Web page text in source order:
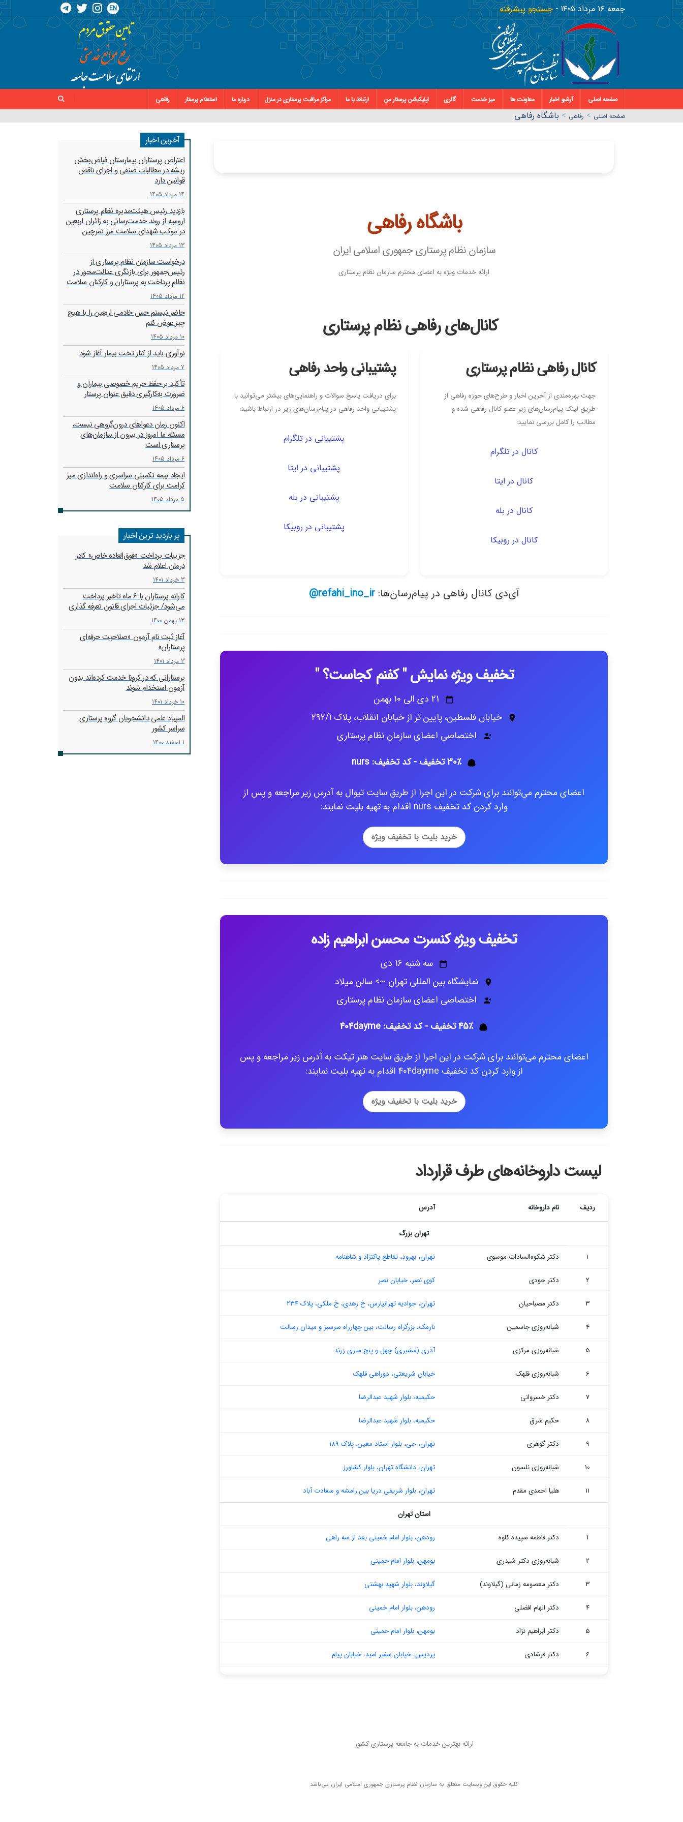
جمعه ١٦ مرداد ١٤٠٥ جستجو پیشرفته EN
صفحه اصلی آرشیو اخبار معاونت ها میز خدمت گالری اپلیکیشن پرستار من ارتباط با ما مراکز مراقبت پرستاری در منزل درباره ما استعلام پرستار
رفاهی
صفحه اصلي > رفاهی > باشگاه رفاهی
باشگاه رفاهی
سازمان نظام پرستاری جمهوری اسلامی ایران
ارائه خدمات ویژه به اعضای محترم سازمان نظام پرستاری
کانال‌های رفاهی نظام پرستاری
کانال رفاهی نظام پرستاری
جهت بهره‌مندی از آخرین اخبار و طرح‌های حوزه رفاهی از
طریق لینک پیام‌رسان‌های زیر عضو کانال رفاهی شده و
مطالب را کامل بررسی نمایید:
کانال در تلگرام
کانال در ایتا
کانال در بله
کانال در روبیکا
پشتیبانی واحد رفاهی
برای دریافت پاسخ سوالات و راهنمایی‌های بیشتر می‌توانید با
پشتیبانی واحد رفاهی در پیام‌رسان‌های زیر در ارتباط باشید:
پشتیبانی در تلگرام
پشتیبانی در ایتا
پشتیبانی در بله
پشتیبانی در روبیکا
آی‌دی کانال رفاهی در پیام‌رسان‌ها:refahi_ino_ir@
تخفیف ویژه نمایش " کفنم کجاست؟ "
خیابان فلسطین، پایین تر از خیابان انقلاب، پلاک ۲۹۲/۱
اختصاصی اعضای سازمان نظام پرستاری
اعضای محترم می‌توانند برای شرکت در این اجرا از طریق سایت تیوال به آدرس زیر مراجعه و پس از
وارد کردن کد تخفیف nurs اقدام به تهیه بلیت نمایند:
خرید بلیت با تخفیف ویژه
تخفیف ویژه کنسرت محسن ابراهیم زاده
سه شنبه 16 دی
نمایشگاه بین المللی تهران ~> سالن میلاد
اختصاصی اعضای سازمان نظام پرستاری
اعضای محترم می‌توانند برای شرکت در این اجرا از طریق سایت هنر تیکت به آدرس زیر مراجعه و پس
از وارد کردن کد تخفیف 404dayme اقدام به تهیه بلیت نمایند:
خرید بلیت با تخفیف ویژه
لیست داروخانه‌های طرف قرارداد
ردیف نام داروخانه آدرس
تهران بزرگ
1 دکتر شکوه‌السادات موسوی تهران، بهرود، تقاطع پاکنژاد و شاهنامه
2 دکتر جودی کوی نصر، خیابان نصر
3 دکتر مصباحیان تهران، جوادیه تهرانپارس، خ زهدی، خ ملکی، پلاک ۲۳۴
4 شبانه‌روزی جاسمین نارمک، بزرگراه رسالت، بین چهارراه سرسبز و میدان رسالت
5 شبانه‌روزی مرکزی آذری (مشیری) چهل و پنج متری زرند
6 شبانه‌روزی قلهک خیابان شریعتی، دوراهی قلهک
7 دکتر خسروانی حکیمیه، بلوار شهید عبدالرضا
8 حکیم شرق حکیمیه، بلوار شهید عبدالرضا
9 دکتر گوهری تهران، جی، بلوار استاد معین، پلاک ۱۸۹
10 شبانه‌روزی نلسون تهران، دانشگاه تهران، بلوار کشاورز
11 هلیا احمدی مقدم تهران، بلوار شریفی دریا بین رامشه و سعادت آباد
استان تهران
1 دکتر فاطمه سپیده کاوه رودهن، بلوار امام خمینی بعد از سه راهی
2 شبانه‌روزی دکتر شیدری بومهن، بلوار امام خمینی
3 دکتر معصومه زمانی (گیلاوند) گیلاوند، بلوار شهید بهشتی
4 دکتر الهام افضلی رودهن، بلوار امام خمینی
5 دکتر ابراهیم نژاد بومهن، بلوار امام خمینی
6 دکتر فرشادی پردیس، خیابان سفیر امید، خیابان پیام
ارائه بهترین خدمات به جامعه پرستاری کشور
کلیه حقوق این وبسایت متعلق به سازمان نظام پرستاری جمهوری اسلامی ایران می‌باشد
آخرین اخبار
اعتراض پرستاران بیمارستان فیاض‌بخش
ریشه در مطالبات صنفی و اجرای ناقص
قوانین دارد
14 مرداد 1405
بازدید رئیس هیئت‌مدیره نظام پرستاری
ارومیه از روند خدمت‌رسانی به زائران اربعین
در موکب شهدای سلامت مرز تمرچین
13 مرداد 1405
درخواست سازمان نظام پرستاری از
رئیس‌جمهور برای بازنگری عدالت‌محور در
نظام پرداخت به پرستاران و کارکنان سلامت
12 مرداد 1405
حاضر نیستم حس خادمی اربعین را با هیچ
چیز عوض کنم
10 مرداد 1405
نوآوری باید از کنار تخت بیمار آغاز شود
7 مرداد 1405
تأکید بر حفظ حریم خصوصی بیماران و
ضرورت به‌کارگیری دقیق عنوان پرستار
6 مرداد 1405
اکنون زمان دعواهای درون‌گروهی نیست،
مسئله ما امروز در بیرون از سازمان‌های
پرستاری است
6 مرداد 1405
ایجاد بیمه تکمیلی سراسری و راه‌اندازی میز
کرامت برای کارکنان سلامت
5 مرداد 1405
پر بازدید ترین اخبار
جزییات پرداخت «فوق‌العاده خاص» کادر
درمان اعلام شد
3 خرداد 1401
کارانه‌ پرستاران با 6 ماه تاخیر پرداخت
می‌شود/ جزئیات اجرای قانون تعرفه گذاری
13 بهمن 1400
آغاز ثبت نام آزمون «صلاحیت حرفه‌ای
پرستاران»
3 مرداد 1401
پرستارانی که در کرونا خدمت کرد‌ه‌اند بدون
آزمون استخدام شوند
10 خرداد 1401
المپیاد علمی دانشجویان گروه پرستاری
سراسر کشور
1 اسفند 1400